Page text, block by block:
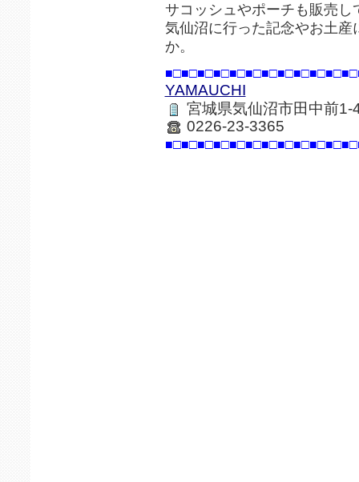
サコッシュやポーチも販売し
気仙沼に行った記念やお土
か。
YAMAUCHI
宮城県気仙沼市田中前1-
0226-23-3365